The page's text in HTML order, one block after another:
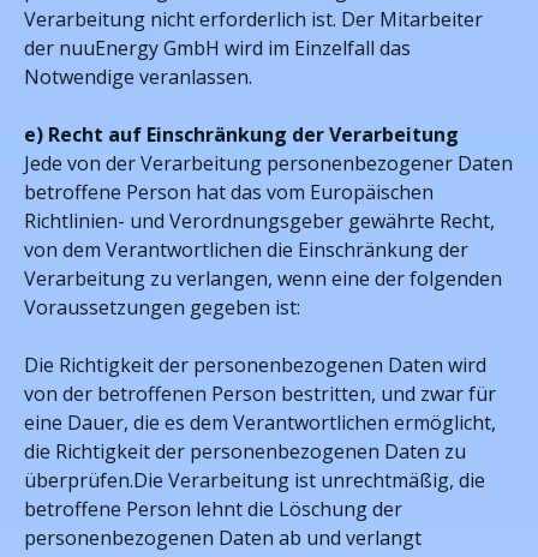
Verarbeitung nicht erforderlich ist. Der Mitarbeiter
der nuuEnergy GmbH wird im Einzelfall das
Notwendige veranlassen.
e) Recht auf Einschränkung der Verarbeitung
Jede von der Verarbeitung personenbezogener Daten
betroffene Person hat das vom Europäischen
Richtlinien- und Verordnungsgeber gewährte Recht,
von dem Verantwortlichen die Einschränkung der
Verarbeitung zu verlangen, wenn eine der folgenden
Voraussetzungen gegeben ist:
Die Richtigkeit der personenbezogenen Daten wird
von der betroffenen Person bestritten, und zwar für
eine Dauer, die es dem Verantwortlichen ermöglicht,
die Richtigkeit der personenbezogenen Daten zu
überprüfen.Die Verarbeitung ist unrechtmäßig, die
betroffene Person lehnt die Löschung der
personenbezogenen Daten ab und verlangt